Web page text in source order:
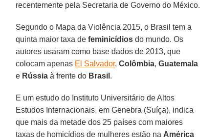
recentemente pela Secretaria de Governo do México.
Segundo o Mapa da Violência 2015, o Brasil tem a
quinta maior taxa defeminicídios do mundo. Os
autores usaram como base dados de 2013, que
colocam apenas El Salvador,Colômbia,Guatemala
e Rússia à frente do Brasil .
E um estudo do Instituto Universitário de Altos
Estudos Internacionais, em Genebra (Suíça), indica
que mais da metade dos 25 países com maiores
taxas de homicídios de mulheres estão na América